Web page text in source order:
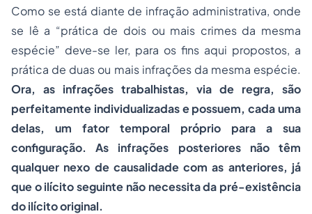
Como se está diante de infração administrativa, onde
se lê a “prática de dois ou mais crimes da mesma
espécie” deve-se ler, para os fins aqui propostos, a
prática de duas ou mais infrações da mesma espécie.
Ora, as infrações trabalhistas, via de regra, são
perfeitamente individualizadas e possuem, cada uma
delas, um fator temporal próprio para a sua
configuração. As infrações posteriores não têm
qualquer nexo de causalidade com as anteriores, já
que o ilícito seguinte não necessita da pré-existência
do ilícito original.